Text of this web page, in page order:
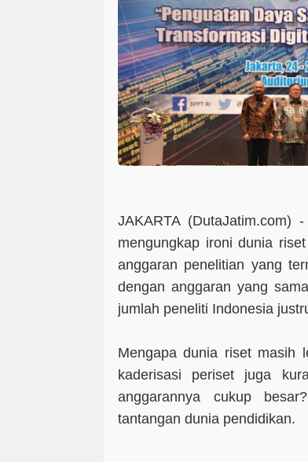
JAKARTA (DutaJatim.com) -
mengungkap ironi dunia
anggaran penelitian yang
dengan anggaran yang
jumlah peneliti Indonesia
Mengapa dunia riset masih
kaderisasi periset juga
anggarannya cukup
tantangan dunia pendidikan.